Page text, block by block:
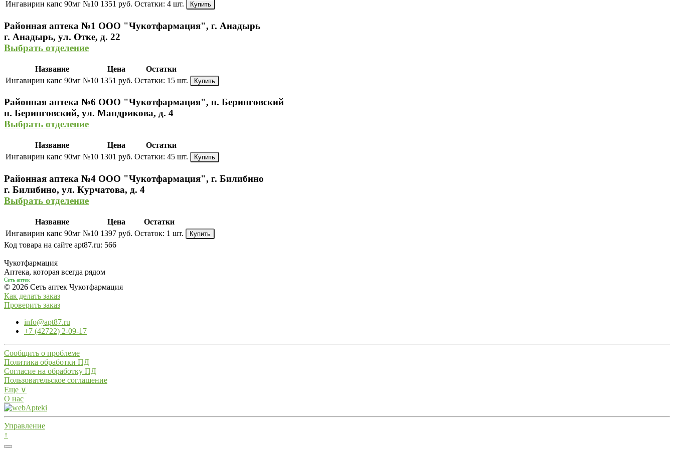
Ингавирин капс 90мг №10 1351 руб. Остатки: 4 шт. Купить
Районная аптека №1 ООО "Чукотфармация", г. Анадырь
г. Анадырь, ул. Отке, д. 22
Выбрать отделение
Название Цена
Остатки
Ингавирин капс 90мг №10 1351 руб. Остатки: 15 шт. Купить
Районная аптека №6 ООО "Чукотфармация", п. Беринговский
п. Беринговский, ул. Мандрикова, д. 4
Выбрать отделение
Название Цена
Остатки
Ингавирин капс 90мг №10 1301 руб. Остатки: 45 шт. Купить
Районная аптека №4 ООО "Чукотфармация", г. Билибино
г. Билибино, ул. Курчатова, д. 4
Выбрать отделение
Название Цена
Остатки
Ингавирин капс 90мг №10 1397 руб. Остаток: 1 шт. Купить
Код товара на сайте apt87.ru: 566
Чукотфармация
Аптека, которая всегда рядом
Сеть аптек
© 2026 Сеть аптек Чукотфармация
Как делать заказ
Проверить заказ
info@apt87.ru
+7 (42722) 2-09-17
Сообщить о проблеме
Политика обработки ПД
Согласие на обработку ПД
Пользовательское соглашение
Еще ∨
О нас
Управление
↑